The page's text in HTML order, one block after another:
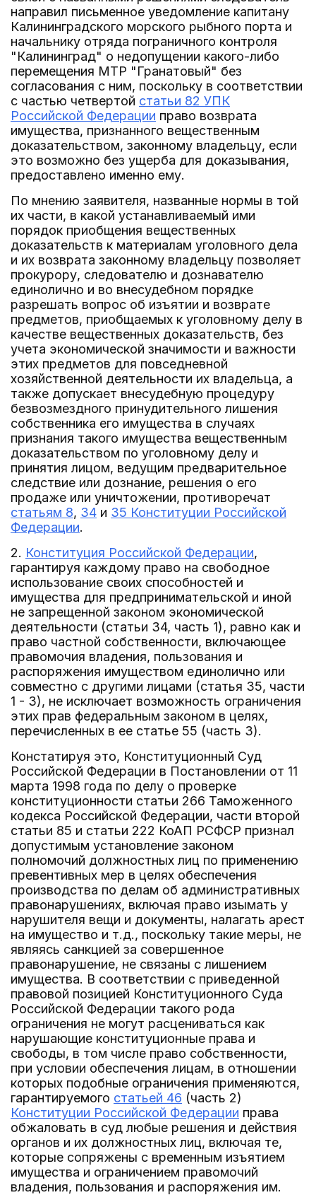
направил письменное уведомление капитану
Калининградского морского рыбного порта и
начальнику отряда пограничного контроля
"Калининград" о недопущении какого-либо
перемещения МТР "Гранатовый" без
согласования с ним, поскольку в соответствии
с частью четвертой статьи 82 УПК
Российской Федерации право возврата
имущества, признанного вещественным
доказательством, законному владельцу, если
это возможно без ущерба для доказывания,
предоставлено именно ему.
По мнению заявителя, названные нормы в той
их части, в какой устанавливаемый ими
порядок приобщения вещественных
доказательств к материалам уголовного дела
и их возврата законному владельцу позволяет
прокурору, следователю и дознавателю
единолично и во внесудебном порядке
разрешать вопрос об изъятии и возврате
предметов, приобщаемых к уголовному делу в
качестве вещественных доказательств, без
учета экономической значимости и важности
этих предметов для повседневной
хозяйственной деятельности их владельца, а
также допускает внесудебную процедуру
безвозмездного принудительного лишения
собственника его имущества в случаях
признания такого имущества вещественным
доказательством по уголовному делу и
принятия лицом, ведущим предварительное
следствие или дознание, решения о его
продаже или уничтожении, противоречат
статьям 8, 34 и 35 Конституции Российской
Федерации.
2. Конституция Российской Федерации,
гарантируя каждому право на свободное
использование своих способностей и
имущества для предпринимательской и иной
не запрещенной законом экономической
деятельности (статьи 34, часть 1), равно как и
право частной собственности, включающее
правомочия владения, пользования и
распоряжения имуществом единолично или
совместно с другими лицами (статья 35, части
1 - 3), не исключает возможность ограничения
этих прав федеральным законом в целях,
перечисленных в ее статье 55 (часть 3).
Констатируя это, Конституционный Суд
Российской Федерации в Постановлении от 11
марта 1998 года по делу о проверке
конституционности статьи 266 Таможенного
кодекса Российской Федерации, части второй
статьи 85 и статьи 222 КоАП РСФСР признал
допустимым установление законом
полномочий должностных лиц по применению
превентивных мер в целях обеспечения
производства по делам об административных
правонарушениях, включая право изымать у
нарушителя вещи и документы, налагать арест
на имущество и т.д., поскольку такие меры, не
являясь санкцией за совершенное
правонарушение, не связаны с лишением
имущества. В соответствии с приведенной
правовой позицией Конституционного Суда
Российской Федерации такого рода
ограничения не могут расцениваться как
нарушающие конституционные права и
свободы, в том числе право собственности,
при условии обеспечения лицам, в отношении
которых подобные ограничения применяются,
гарантируемого статьей 46 (часть 2)
Конституции Российской Федерации права
обжаловать в суд любые решения и действия
органов и их должностных лиц, включая те,
которые сопряжены с временным изъятием
имущества и ограничением правомочий
владения, пользования и распоряжения им.